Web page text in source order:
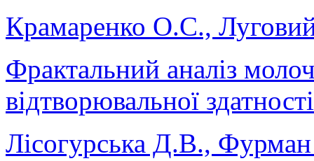
Крамаренко О.С.,
Фрактальний аналіз
відтворювальної
Лісогурська Д.В.,